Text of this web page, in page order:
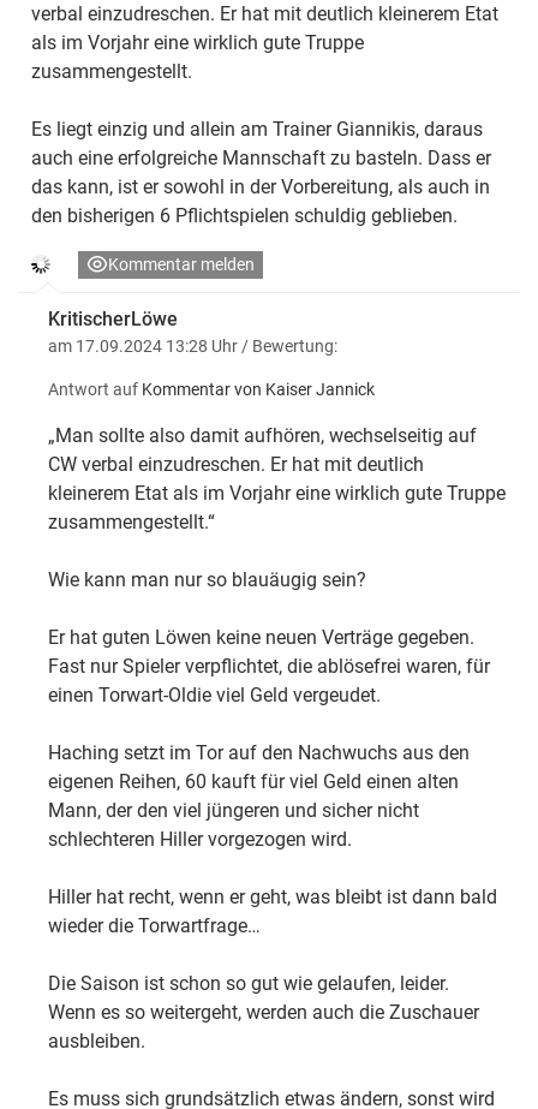
verbal einzudreschen. Er hat mit deutlich kleinerem Etat
als im Vorjahr eine wirklich gute Truppe
zusammengestellt.
Es liegt einzig und allein am Trainer Giannikis, daraus
auch eine erfolgreiche Mannschaft zu basteln. Dass er
das kann, ist er sowohl in der Vorbereitung, als auch in
den bisherigen 6 Pflichtspielen schuldig geblieben.
Kommentar melden
KritischerLöwe
am 17.09.2024 13:28 Uhr / Bewertung:
Antwort auf Kommentar von Kaiser Jannick
„Man sollte also damit aufhören, wechselseitig auf
CW verbal einzudreschen. Er hat mit deutlich
kleinerem Etat als im Vorjahr eine wirklich gute Truppe
zusammengestellt.“
Wie kann man nur so blauäugig sein?
Er hat guten Löwen keine neuen Verträge gegeben.
Fast nur Spieler verpflichtet, die ablösefrei waren, für
einen Torwart-Oldie viel Geld vergeudet.
Haching setzt im Tor auf den Nachwuchs aus den
eigenen Reihen, 60 kauft für viel Geld einen alten
Mann, der den viel jüngeren und sicher nicht
schlechteren Hiller vorgezogen wird.
Hiller hat recht, wenn er geht, was bleibt ist dann bald
wieder die Torwartfrage…
Die Saison ist schon so gut wie gelaufen, leider.
Wenn es so weitergeht, werden auch die Zuschauer
ausbleiben.
Es muss sich grundsätzlich etwas ändern, sonst wird